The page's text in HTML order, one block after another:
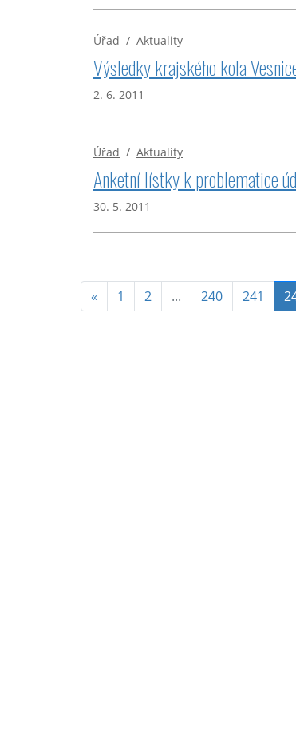
Úřad / Aktuality
Výsledky krajského kola
2. 6. 2011
Úřad / Aktuality
Anketní lístky k problematice
30. 5. 2011
« 1 2 ... 240 241